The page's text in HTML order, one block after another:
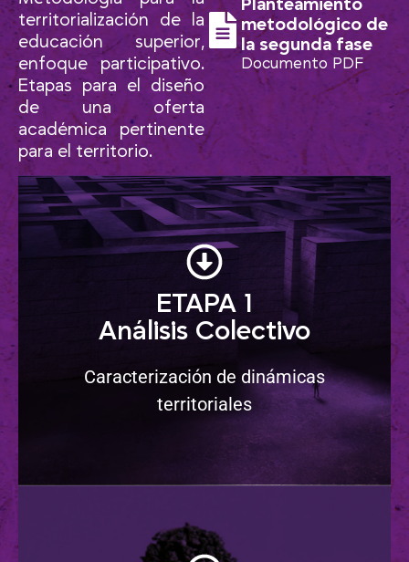
territorialización de la
educación superior,
enfoque participativo.
Etapas para el diseño
de una oferta
académica pertinente
para el territorio.
Planteamiento
metodológico de
la segunda fase
Documento PDF
ETAPA 1
Análisis Colectivo
Caracterización de dinámicas
territoriales